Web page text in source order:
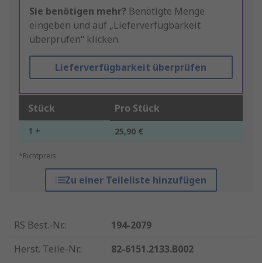
Sie benötigen mehr? Benötigte Menge
eingeben und auf „Lieferverfügbarkeit
überprüfen“ klicken.
Lieferverfügbarkeit überprüfen
Stück Pro Stück
1 + 25,90 €
*Richtpreis
Zu einer Teileliste hinzufügen
RS Best.-Nr.:
194-2079
Herst. Teile-Nr.:
82-6151.2133.B002